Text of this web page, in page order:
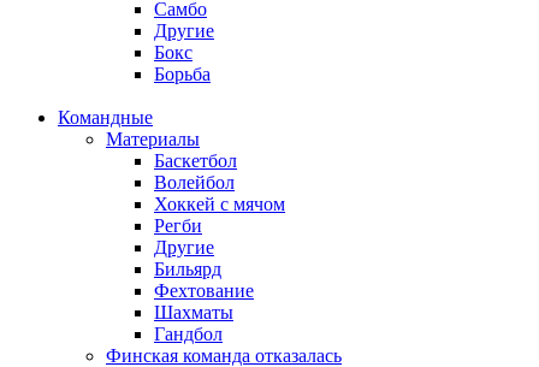
Самбо
Другие
Бокс
Борьба
Командные
Материалы
Баскетбол
Волейбол
Хоккей с мячом
Регби
Другие
Бильярд
Фехтование
Шахматы
Гандбол
Финская команда отказалась